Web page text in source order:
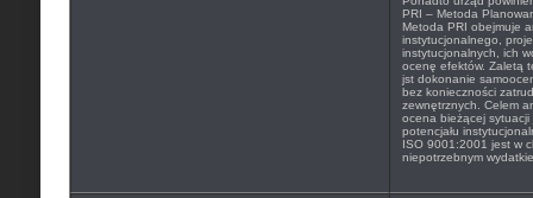
PRI – Metoda
Metoda PRI obejmuje
instytucjonalnego,
instytucjonalnych, ich
ocenę efektów. Zaletą
jst dokonanie
bez konieczności
zewnętrznych. Celem
ocena bieżącej
potencjału
ISO 9001:2001 jest w
niepotrzebnym